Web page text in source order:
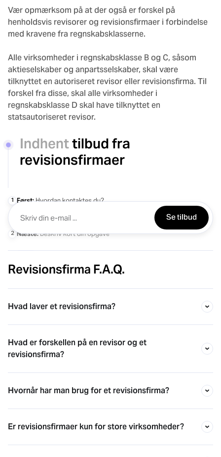
Vær opmærksom på at der også er forskel på
henholdsvis revisorer og revisionsfirmaer i forbindelse
med kravene fra regnskabsklasserne.
Alle virksomheder i regnskabsklasse B og C, såsom
aktieselskaber og anpartsselskaber, skal være
tilknyttet en autoriseret revisor eller revisionsfirma. Til
forskel fra disse, skal alle virksomheder i
regnskabsklasse D skal have tilknyttet en
statsautoriseret revisor.
Indhenttilbud fra
revisionsfirmaer
1 Først:Hvordan kontaktes du?
Se tilbud
2 Næste:Beskriv kort din opgave
Revisionsfirma F.A.Q.
Hvad laver et revisionsfirma?
Hvad er forskellen på en revisor og et
revisionsfirma?
Hvornår har man brug for et revisionsfirma?
Er revisionsfirmaer kun for store virksomheder?